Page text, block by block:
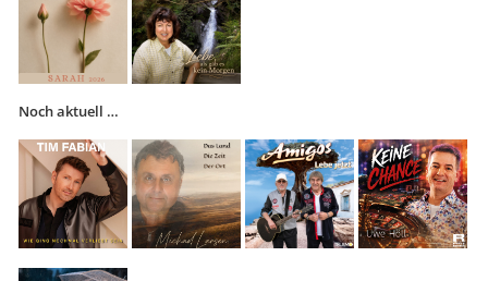
Noch aktuell …